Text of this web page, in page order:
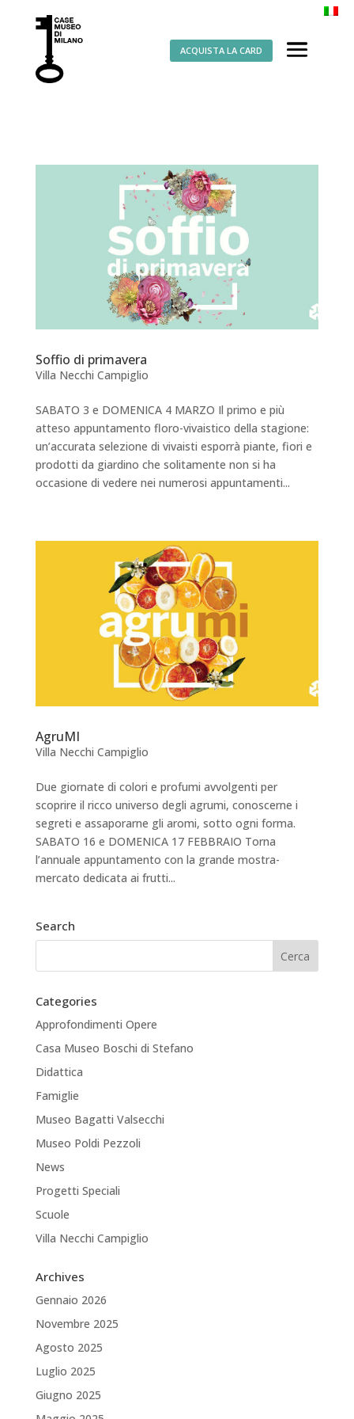
ACQUISTA LA CARD
Soffio di primavera
Villa Necchi Campiglio
SABATO 3 e DOMENICA 4 MARZO Il primo e più
atteso appuntamento floro-vivaistico della stagione:
un’accurata selezione di vivaisti esporrà piante, fiori e
prodotti da giardino che solitamente non si ha
occasione di vedere nei numerosi appuntamenti...
AgruMI
Villa Necchi Campiglio
Due giornate di colori e profumi avvolgenti per
scoprire il ricco universo degli agrumi, conoscerne i
segreti e assaporarne gli aromi, sotto ogni forma.
SABATO 16 e DOMENICA 17 FEBBRAIO Torna
l’annuale appuntamento con la grande mostra-
mercato dedicata ai frutti...
Search
Categories
Approfondimenti Opere
Casa Museo Boschi di Stefano
Didattica
Famiglie
Museo Bagatti Valsecchi
Museo Poldi Pezzoli
News
Progetti Speciali
Scuole
Villa Necchi Campiglio
Archives
Gennaio 2026
Novembre 2025
Agosto 2025
Luglio 2025
Giugno 2025